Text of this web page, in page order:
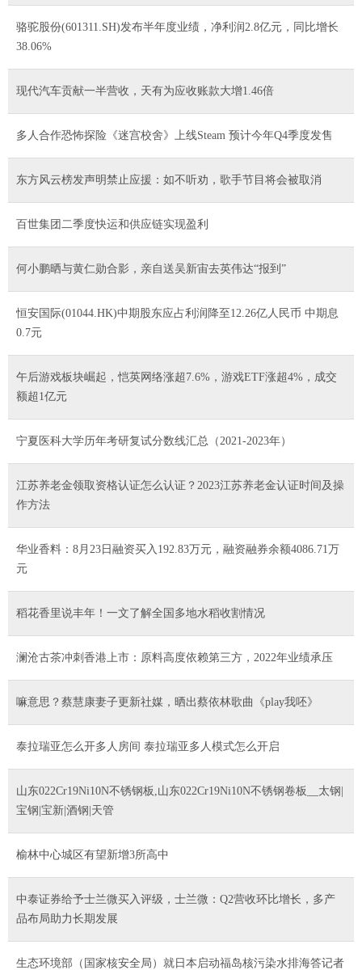
骆驼股份(601311.SH)发布半年度业绩，净利润2.8亿元，同比增长
38.06%
现代汽车贡献一半营收，天有为应收账款大增1.46倍
多人合作恐怖探险《迷宫校舍》上线Steam 预计今年Q4季度发售
东方风云榜发声明禁止应援：如不听劝，歌手节目将会被取消
百世集团二季度快运和供应链实现盈利
何小鹏晒与黄仁勋合影，亲自送吴新宙去英伟达“报到”
恒安国际(01044.HK)中期股东应占利润降至12.26亿人民币 中期息
0.7元
午后游戏板块崛起，恺英网络涨超7.6%，游戏ETF涨超4%，成交
额超1亿元
宁夏医科大学历年考研复试分数线汇总（2021-2023年）
江苏养老金领取资格认证怎么认证？2023江苏养老金认证时间及操
作方法
华业香料：8月23日融资买入192.83万元，融资融券余额4086.71万
元
稻花香里说丰年！一文了解全国多地水稻收割情况
澜沧古茶冲刺香港上市：原料高度依赖第三方，2022年业绩承压
嘛意思？蔡慧康妻子更新社媒，晒出蔡依林歌曲《play我呸》
泰拉瑞亚怎么开多人房间 泰拉瑞亚多人模式怎么开启
山东022Cr19Ni10N不锈钢板,山东022Cr19Ni10N不锈钢卷板__太钢|
宝钢|宝新|酒钢|天管
榆林中心城区有望新增3所高中
中泰证券给予士兰微买入评级，士兰微：Q2营收环比增长，多产
品布局助力长期发展
生态环境部（国家核安全局）就日本启动福岛核污染水排海答记者